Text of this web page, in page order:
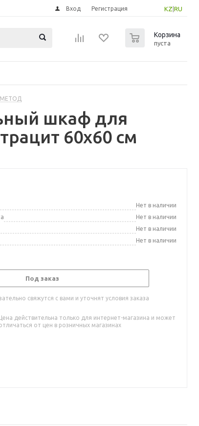
KZ RU
Вход Регистрация
Корзина
пуста
МЕТОД
шкаф для
60x60 см
Нет в наличии
Нет в наличии
Нет в наличии
Нет в наличии
Под заказ
свяжутся с вами и уточнят условия заказа
действительна только для интернет-магазина и может
от цен в розничных магазинах